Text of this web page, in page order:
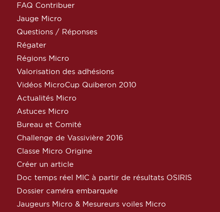
FAQ Contribuer
Jauge Micro
Questions / Réponses
Régater
Régions Micro
Valorisation des adhésions
Vidéos MicroCup Quiberon 2010
Actualités Micro
Astuces Micro
Bureau et Comité
Challenge de Vassivière 2016
Classe Micro Origine
Créer un article
Doc temps réel MIC à partir de résultats OSIRIS
Dossier caméra embarquée
Jaugeurs Micro & Mesureurs voiles Micro